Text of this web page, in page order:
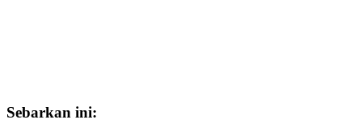
Sebarkan ini: